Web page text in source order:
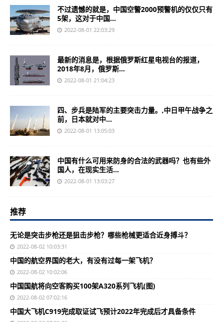
不过遗憾的就是，中国空警2000预警机的仅仅只有
5架，这对于中国...
2022-08-01 22:03:29
最新的消息是，根据俄罗斯红星电视台的报道，
2018年8月，俄罗斯...
2022-08-01 21:04:23
四、步兵是陆军的主要突击力量。,中日甲午战争之
前，日本就对中...
2022-08-01 13:05:03
中国有什么可用来防身的合法的武器吗？也有些外
国人，在现实生活...
2022-08-01 13:03:27
推荐
无论是突击步枪还是狙击步枪？哪些枪械更适合近身搏斗？
2022-08-02 10:03:31
中国的航空界国的老大，有没有过每一架飞机？
2022-08-02 10:02:06
中国国航将向空客购买100架A320系列飞机(图)
2022-08-02 07:02:16
中国大飞机C919完成取证试飞预计2022年完成后才具备条件